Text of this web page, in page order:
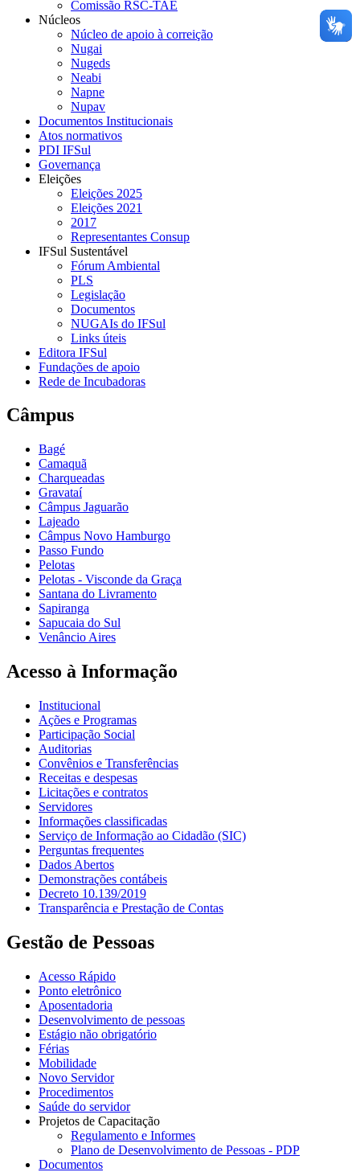
Comissão RSC-TAE
Núcleos
Núcleo de apoio à correição
Nugai
Nugeds
Neabi
Napne
Nupav
Documentos Institucionais
Atos normativos
PDI IFSul
Governança
Eleições
Eleições 2025
Eleições 2021
2017
Representantes Consup
IFSul Sustentável
Fórum Ambiental
PLS
Legislação
Documentos
NUGAIs do IFSul
Links úteis
Editora IFSul
Fundações de apoio
Rede de Incubadoras
Câmpus
Bagé
Camaquã
Charqueadas
Gravataí
Câmpus Jaguarão
Lajeado
Câmpus Novo Hamburgo
Passo Fundo
Pelotas
Pelotas - Visconde da Graça
Santana do Livramento
Sapiranga
Sapucaia do Sul
Venâncio Aires
Acesso à Informação
Institucional
Ações e Programas
Participação Social
Auditorias
Convênios e Transferências
Receitas e despesas
Licitações e contratos
Servidores
Informações classificadas
Serviço de Informação ao Cidadão (SIC)
Perguntas frequentes
Dados Abertos
Demonstrações contábeis
Decreto 10.139/2019
Transparência e Prestação de Contas
Gestão de Pessoas
Acesso Rápido
Ponto eletrônico
Aposentadoria
Desenvolvimento de pessoas
Estágio não obrigatório
Férias
Mobilidade
Novo Servidor
Procedimentos
Saúde do servidor
Projetos de Capacitação
Regulamento e Informes
Plano de Desenvolvimento de Pessoas - PDP
Documentos